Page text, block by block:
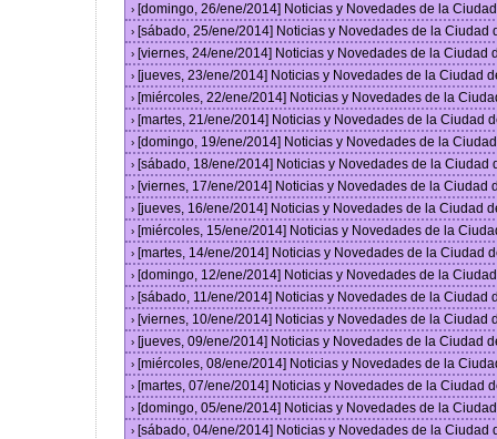
› [domingo, 26/ene/2014] Noticias y Novedades de la
› [sábado, 25/ene/2014] Noticias y Novedades de la Ciudad
› [viernes, 24/ene/2014] Noticias y Novedades de la Ciudad
› [jueves, 23/ene/2014] Noticias y Novedades de la Ciudad
› [miércoles, 22/ene/2014] Noticias y Novedades de la
› [martes, 21/ene/2014] Noticias y Novedades de la Ciudad
› [domingo, 19/ene/2014] Noticias y Novedades de la
› [sábado, 18/ene/2014] Noticias y Novedades de la Ciudad
› [viernes, 17/ene/2014] Noticias y Novedades de la Ciudad
› [jueves, 16/ene/2014] Noticias y Novedades de la Ciudad
› [miércoles, 15/ene/2014] Noticias y Novedades de la
› [martes, 14/ene/2014] Noticias y Novedades de la Ciudad
› [domingo, 12/ene/2014] Noticias y Novedades de la
› [sábado, 11/ene/2014] Noticias y Novedades de la Ciudad
› [viernes, 10/ene/2014] Noticias y Novedades de la Ciudad
› [jueves, 09/ene/2014] Noticias y Novedades de la Ciudad
› [miércoles, 08/ene/2014] Noticias y Novedades de la
› [martes, 07/ene/2014] Noticias y Novedades de la Ciudad
› [domingo, 05/ene/2014] Noticias y Novedades de la
› [sábado, 04/ene/2014] Noticias y Novedades de la Ciudad